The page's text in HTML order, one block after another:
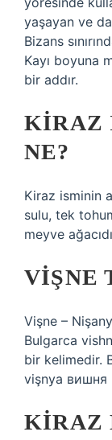
yaşayan ve
Bizans
Kayı boyuna
bir addır.
KIRAZ
NE?
Kiraz isminin
sulu, tek
meyve
VIŞNE
Vişne –
Bulgarca
bir kelimedir.
vişnya вишня
KIRAZ